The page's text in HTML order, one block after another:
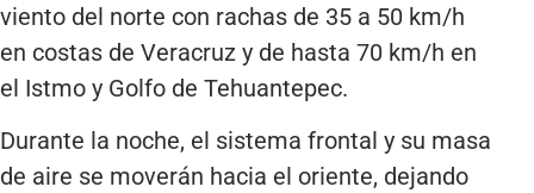
viento del norte con rachas de 35 a 50 km/h
en costas de Veracruz y de hasta 70 km/h en
el Istmo y Golfo de Tehuantepec.
Durante la noche, el sistema frontal y su masa
de aire se moverán hacia el oriente, dejando